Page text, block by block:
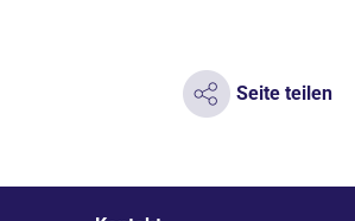
Seite teilen